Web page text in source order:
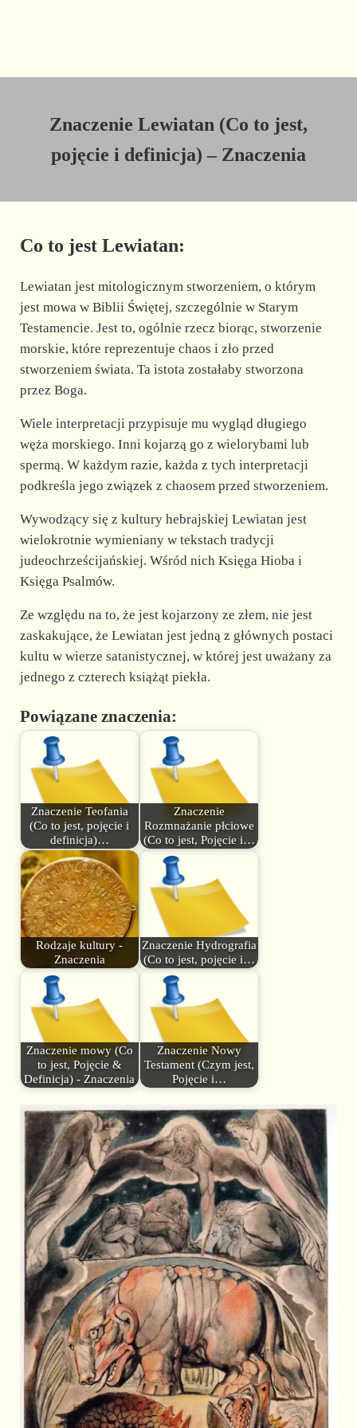
Znaczenie Lewiatan (Co to jest,
pojęcie i definicja) – Znaczenia
Co to jest Lewiatan:
Lewiatan jest mitologicznym stworzeniem, o którym
jest mowa w Biblii Świętej, szczególnie w Starym
Testamencie. Jest to, ogólnie rzecz biorąc, stworzenie
morskie, które reprezentuje chaos i zło przed
stworzeniem świata. Ta istota zostałaby stworzona
przez Boga.
Wiele interpretacji przypisuje mu wygląd długiego
węża morskiego. Inni kojarzą go z wielorybami lub
spermą. W każdym razie, każda z tych interpretacji
podkreśla jego związek z chaosem przed stworzeniem.
Wywodzący się z kultury hebrajskiej Lewiatan jest
wielokrotnie wymieniany w tekstach tradycji
judeochrześcijańskiej. Wśród nich Księga Hioba i
Księga Psalmów.
Ze względu na to, że jest kojarzony ze złem, nie jest
zaskakujące, że Lewiatan jest jedną z głównych postaci
kultu w wierze satanistycznej, w której jest uważany za
jednego z czterech książąt piekła.
Powiązane znaczenia:
Znaczenie Teofania
(Co to jest, pojęcie i
definicja)…
Znaczenie
Rozmnażanie płciowe
(Co to jest, Pojęcie i…
Rodzaje kultury -
Znaczenia
Znaczenie Hydrografia
(Co to jest, pojęcie i…
Znaczenie mowy (Co
to jest, Pojęcie &
Definicja) - Znaczenia
Znaczenie Nowy
Testament (Czym jest,
Pojęcie i…